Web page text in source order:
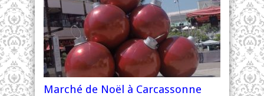
Marché de Noël à Carcassonne